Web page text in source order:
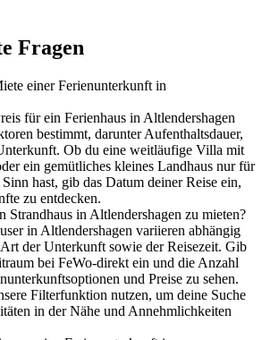
Fragen
einer Ferienunterkunft in
für ein Ferienhaus in Altlendershagen
bestimmt, darunter Aufenthaltsdauer,
Ob du eine weitläufige Villa mit
ein gemütliches kleines Landhaus nur für
hast, gib das Datum deiner Reise ein,
zu entdecken.
Strandhaus in Altlendershagen zu mieten?
in Altlendershagen variieren abhängig
der Unterkunft sowie der Reisezeit. Gib
bei FeWo-direkt ein und die Anzahl
und Preise zu sehen.
Filterfunktion nutzen, um deine Suche
in der Nähe und Annehmlichkeiten